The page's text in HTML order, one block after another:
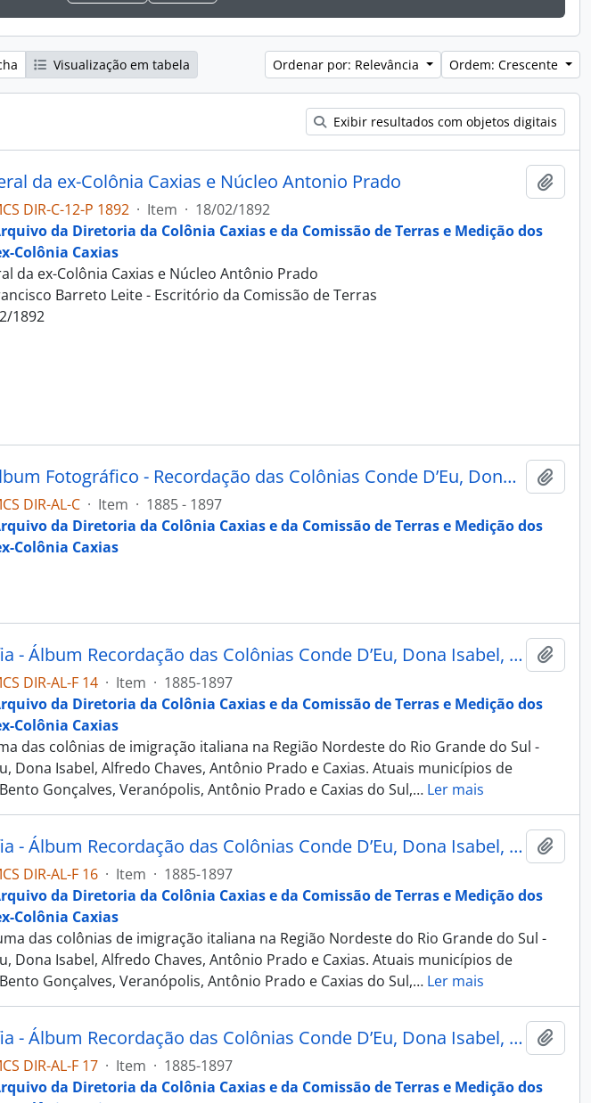
Visualização em tabela Ordenar por: Relevância Ordem: Crescente
Exibir resultados com objetos digitais
da ex-Colônia Caxias e Núcleo Antonio Prado
DIR-C-12-P 1892 · Item · 18/02/1892
da Diretoria da Colônia Caxias e da Comissão de Terras e Medição dos
Colônia Caxias
da ex-Colônia Caxias e Núcleo Antônio Prado
Barreto Leite - Escritório da Comissão de Terras
1892
Capa - Álbum Fotográfico - Recordação das Colônias Conde D’Eu, Dona Isabel, Alfredo Chaves, Antonio Prado e Caxias
DIR-AL-C · Item · 1885 - 1897
da Diretoria da Colônia Caxias e da Comissão de Terras e Medição dos
Colônia Caxias
Fotografia - Álbum Recordação das Colônias Conde D’Eu, Dona Isabel, Alfredo Chaves, Antonio Prado e Caxias
DIR-AL-F 14 · Item · 1885-1897
da Diretoria da Colônia Caxias e da Comissão de Terras e Medição dos
Colônia Caxias
das colônias de imigração italiana na Região Nordeste do Rio Grande do Sul -
Dona Isabel, Alfredo Chaves, Antônio Prado e Caxias. Atuais municípios de
Gonçalves, Veranópolis, Antônio Prado e Caxias do Sul,… Ler mais
Fotografia - Álbum Recordação das Colônias Conde D’Eu, Dona Isabel, Alfredo Chaves, Antonio Prado e Caxias
DIR-AL-F 16 · Item · 1885-1897
da Diretoria da Colônia Caxias e da Comissão de Terras e Medição dos
Colônia Caxias
das colônias de imigração italiana na Região Nordeste do Rio Grande do Sul -
Dona Isabel, Alfredo Chaves, Antônio Prado e Caxias. Atuais municípios de
Gonçalves, Veranópolis, Antônio Prado e Caxias do Sul,… Ler mais
Fotografia - Álbum Recordação das Colônias Conde D’Eu, Dona Isabel, Alfredo Chaves, Antonio Prado e Caxias
DIR-AL-F 17 · Item · 1885-1897
da Diretoria da Colônia Caxias e da Comissão de Terras e Medição dos